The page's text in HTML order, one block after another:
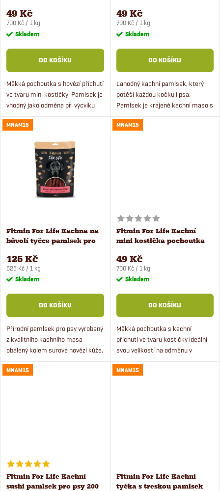
r
o
d
u
k
p
r
o
d
u
k
49 Kč
Měrná
cena:
700 Kč / 1 kg
Skladem
DO KOŠÍKU
Měkká pochoutka s hovězí příchutí
ve tvaru mini kostičky. Pamlsek je
vhodný jako odměna při výcviku
pro všechny psy. Vhodné pro
štěňata od 6 měsíců.
49 Kč
Měrná
cena:
700 Kč / 1 kg
Skladem
DO KOŠÍKU
Lahodný kachní pamlsek, který
potěší každou kočku i psa.
Pamlsek je krájené kachní maso s
obsahem přirozeného tuku,
sušený teplým čistým vzduchem.
MNAM15
Fitmin For Life Kachna na
bůvolí tyčce pamlsek pro
125 Kč
Měrná
cena:
625 Kč / 1 kg
Skladem
DO KOŠÍKU
Přírodní pamlsek pro psy vyrobený
z kvalitního kachního masa
obalený kolem surové hovězí kůže,
díky jedinečnému tvaru a
struktuře pomáhá odstranit zubní
MNAM15
Fitmin For Life Kachní
mini kostička pochoutka
49 Kč
Měrná
cena:
700 Kč / 1 kg
Skladem
DO KOŠÍKU
Měkká pochoutka s kachní
příchutí ve tvaru kostičky ideální
svou velikostí na odměnu v
tréninku. Vhodné pro malé i velké
psy.
MNAM15
Fitmin For Life Kachní
sushi pamlsek pro psy 200
MNAM15
Fitmin For Life Kachní
tyčka s treskou pamlsek